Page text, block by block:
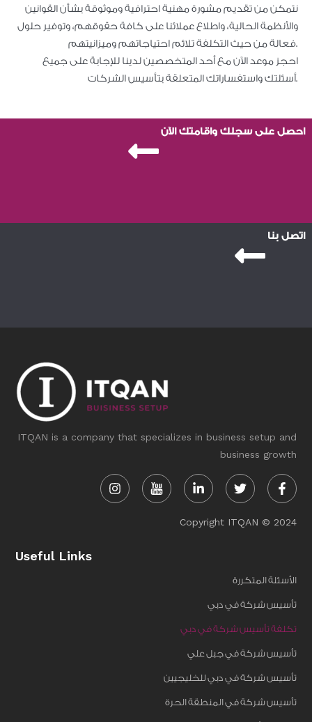
نتمكن من تقديم مشورة مهنية احترافية وموثوقة بشأن القوانين
والأنظمة الحالية، واطلاع عملائنا على كافة حقوقهم، وتوفير حلول
فعالة من حيث التكلفة تلائم احتياجاتهم وميزانيتهم.
احجز موعد الآن مع أحد المتخصصين لدينا للإجابة على جميع
أسئلتك واستفساراتك المتعلقة بتأسيس الشركات.
احصل على سجلك واقامتك الآن
اتصل بنا
ITQAN is a company that specializes in business setup and
business growth
in f
Copyright ITQAN © 2024
Useful Links
الأسئلة المتكررة
تأسيس شركة في دبي
تكلفة تأسيس شركة في دبي
تأسيس شركة في جبل علي
تأسيس شركة في دبي للخليجيين
تأسيس شركة في المنطقة الحرة